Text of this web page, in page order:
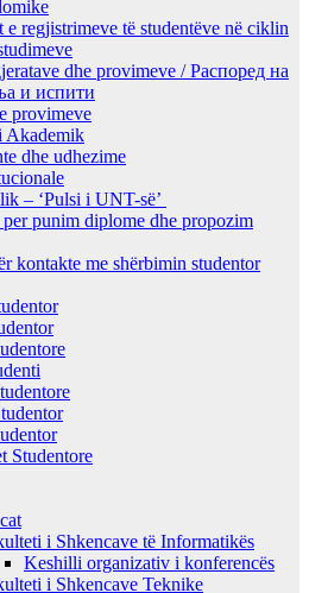
e regjistrimeve të studentëve në ciklin
dhe provimeve / Распоред на
и испити
provimeve
Akademik
dhe udhezime
– ‘Pulsi i UNT-së’
punim diplome dhe propozim
kontakte me shërbimin studentor
Studentore
i Shkencave të Informatikës
Keshilli organizativ i konferencës
i Shkencave Teknike